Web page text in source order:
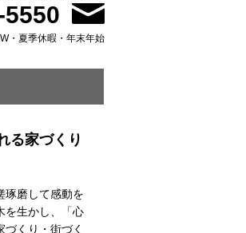
・夏季休暇・年末年始
る家づくり
琢磨して感動を
を生かし、「心
くり・街づく